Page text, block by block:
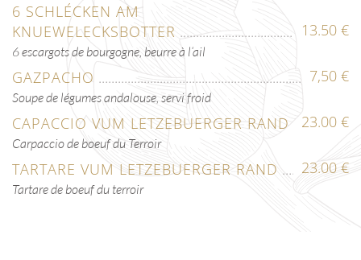
6 SCHLÉCKEN AM
KNUEWELECKSBOTTER
13.50 €
6 escargots de bourgogne, beurre à l‘ail
GAZPACHO 7,50 €
Soupe de légumes andalouse, servi froid
CAPACCIO VUM LETZEBUERGER RAND 23.00 €
Carpaccio de boeuf du Terroir
TARTARE VUM LETZEBUERGER RAND 23.00 €
Tartare de boeuf du terroir